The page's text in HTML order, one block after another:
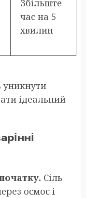
Збільште
час на 5
хвилин
уникнути
ідеальний
Сіль
осмос і